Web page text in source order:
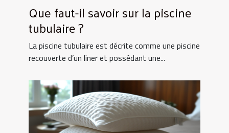
Que faut-il savoir sur la piscine
tubulaire ?
La piscine tubulaire est décrite comme une piscine
recouverte d’un liner et possédant une...